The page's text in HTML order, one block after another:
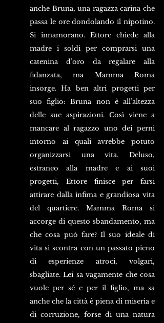
anche Bruna, una ragazza carina che
passa le ore dondolando il nipotino.
Si innamorano. Ettore chiede alla
madre i soldi per comprarsi una
catenina d’oro da regalare alla
fidanzata, ma Mamma Roma
insorge. Ha ben altri progetti per
suo figlio: Bruna non è all’altezza
delle sue aspirazioni. Così viene a
mancare al ragazzo uno dei perni
intorno ai quali avrebbe potuto
organizzarsi una vita. Deluso,
estraneo alla madre e ai suoi
progetti, Ettore finisce per farsi
attirare dalla infima e grandiosa vita
del quartiere. Mamma Roma si
accorge di questo sbandamento, ma
che cosa può fare? Il suo ideale di
vita si scontra con un passato pieno
di esperienze atroci, volgari,
sbagliate. Lei sa vagamente che cosa
vuole per sé e per il figlio, ma sa
anche che la città è piena di miseria e
di corruzione, forse di una natura